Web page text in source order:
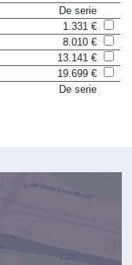
De serie
1.331 €
8.010 €
13.141 €
19.699 €